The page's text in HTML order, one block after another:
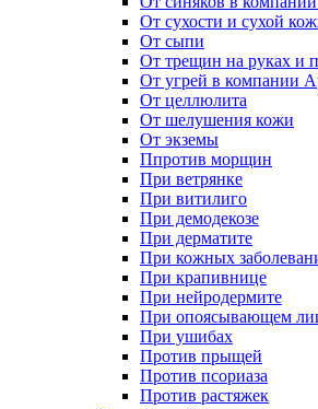
От сухости и сухой
От сыпи
От трещин на руках и
От угрей в компании
От целлюлита
От шелушения кожи
От экземы
Ппротив морщин
При ветрянке
При витилиго
При демодекозе
При дерматите
При кожных
При крапивнице
При нейродермите
При опоясывающем
При ушибах
Против прыщей
Против псориаза
Против растяжек